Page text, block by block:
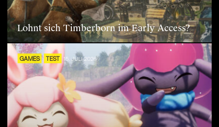
Lohnt sich Timberborn im Early Access?
GAMES TEST 15. JULI 2026